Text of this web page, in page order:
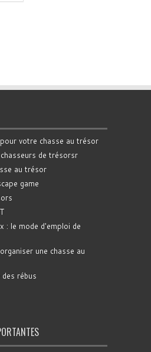
votre chasse au trésor
de trésorsr
au trésor
game
: le mode d'emploi de
une chasse au
des rébus